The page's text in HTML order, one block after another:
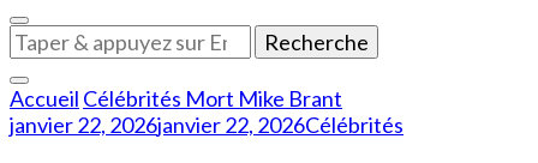
Vous
recherchiez
quelque
chose
?
Accueil Célébrités Mort Mike Brant
janvier 22, 2026janvier 22, 2026Célébrités